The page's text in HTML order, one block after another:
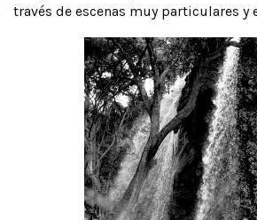
través de escenas muy particulares y